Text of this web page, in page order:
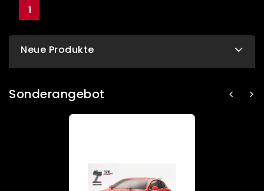
1
Neue Produkte
Sonderangebot